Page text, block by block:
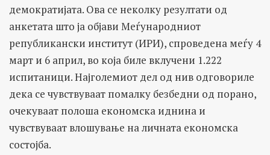
демократијата. Ова се неколку резултати од
анкетата што ја објави Меѓународниот
републикански институт (ИРИ), спроведена меѓу 4
март и 6 април, во која биле вклучени 1.222
испитаници. Најголемиот дел од нив одговориле
дека се чувствуваат помалку безбедни од порано,
очекуваат полоша економска иднина и
чувствуваат влошување на личната економска
состојба.